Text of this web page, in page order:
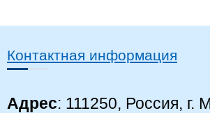
Контактная информация
Адрес: 111250, Россия, г.